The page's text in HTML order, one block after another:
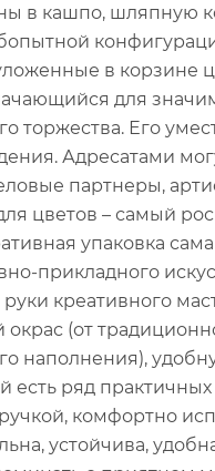
в кашпо, шляпную
в корзине
для
торжества. Его
Адресатами
партнеры,
цветов – самый
упаковка
прикладного
креативного
(от
наполнения),
есть ряд
комфортно
устойчива,